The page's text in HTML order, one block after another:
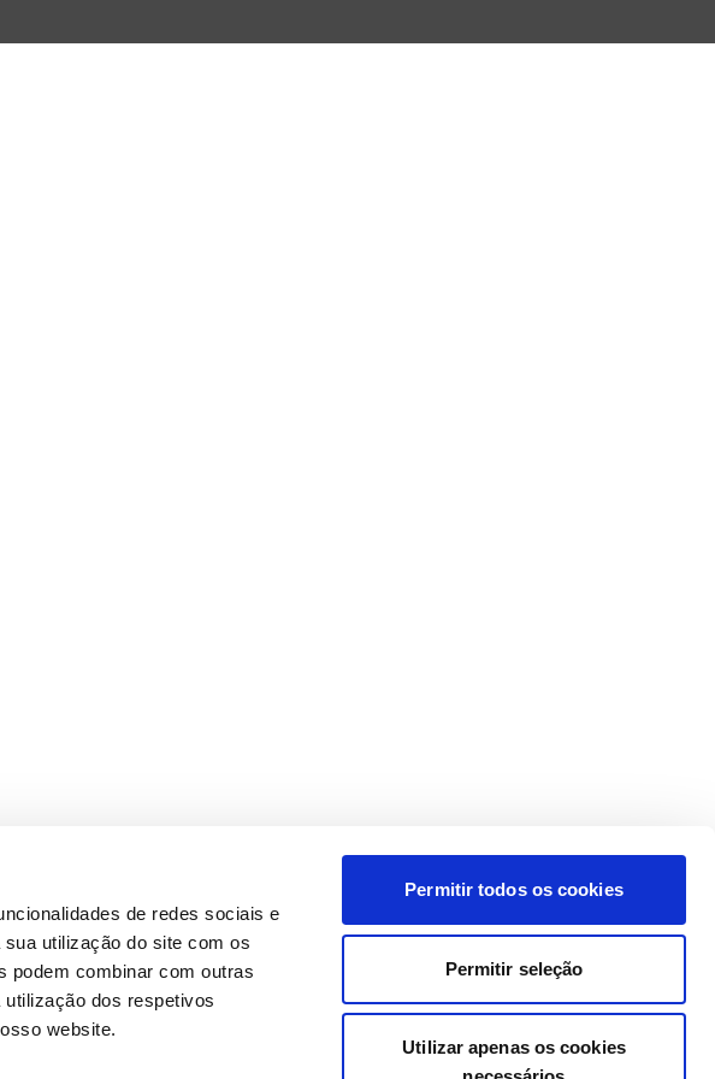
de redes sociais e
utilização do site com os
podem combinar com outras
dos respetivos
website.
Permitir todos os cookies
Permitir seleção
Utilizar apenas os cookies